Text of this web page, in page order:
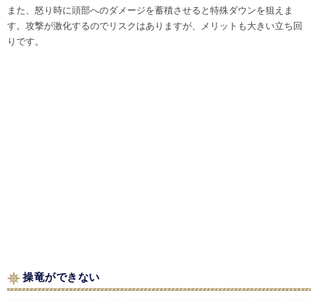
また、怒り時に頭部へのダメージを蓄積させると特殊ダウンを狙えま
す。攻撃が激化するのでリスクはありますが、メリットも大きい立ち回
りです。
操竜ができない